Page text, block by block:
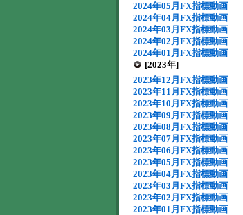
2024年05月FX指標動画
2024年04月FX指標動画
2024年03月FX指標動画
2024年02月FX指標動画
2024年01月FX指標動画
[2023年]
2023年12月FX指標動画
2023年11月FX指標動画
2023年10月FX指標動画
2023年09月FX指標動画
2023年08月FX指標動画
2023年07月FX指標動画
2023年06月FX指標動画
2023年05月FX指標動画
2023年04月FX指標動画
2023年03月FX指標動画
2023年02月FX指標動画
2023年01月FX指標動画